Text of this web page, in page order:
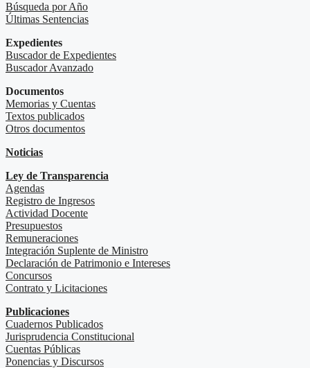
Búsqueda por Año
Últimas Sentencias
Expedientes
Buscador de Expedientes
Buscador Avanzado
Documentos
Memorias y Cuentas
Textos publicados
Otros documentos
Noticias
Ley de Transparencia
Agendas
Registro de Ingresos
Actividad Docente
Presupuestos
Remuneraciones
Integración Suplente de Ministro
Declaración de Patrimonio e Intereses
Concursos
Contrato y Licitaciones
Publicaciones
Cuadernos Publicados
Jurisprudencia Constitucional
Cuentas Públicas
Ponencias y Discursos